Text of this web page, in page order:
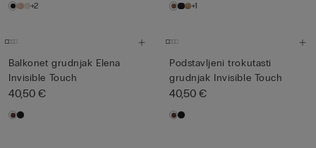
+2 +1
Balkonet grudnjak Elena
Invisible Touch
40,50 €
Podstavljeni trokutasti
grudnjak Invisible Touch
40,50 €